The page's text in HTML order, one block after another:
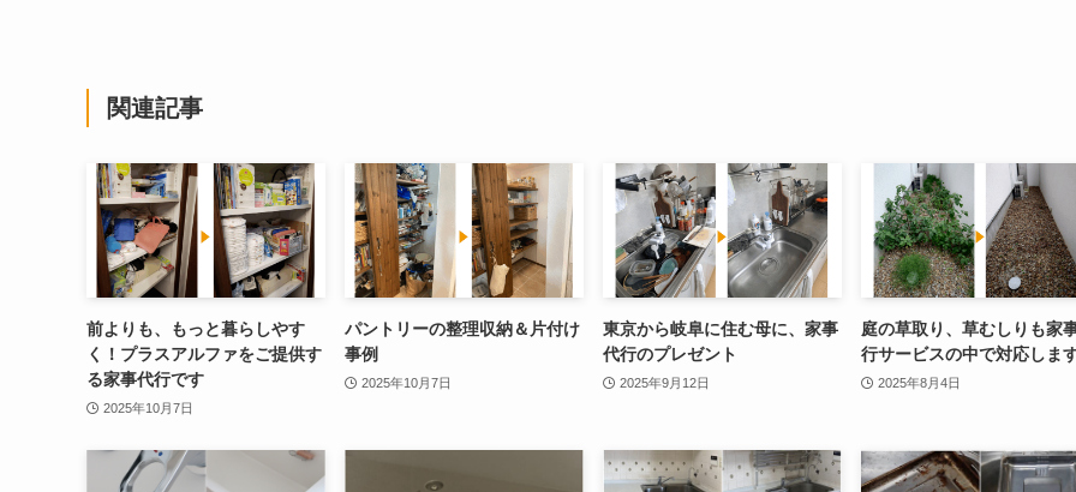
関連記事
前よりも、もっと暮らしやす
く！プラスアルファをご提供す
る家事代行です
2025年10月7日
パントリーの整理収納＆片付け
事例
2025年10月7日
東京から岐阜に住む母に、家事
代行のプレゼント
2025年9月12日
庭の草取り、草むしりも家
行サービスの中で対応しま
2025年8月4日